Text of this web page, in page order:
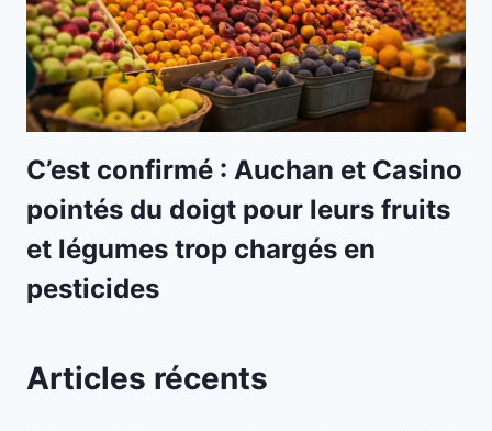
C’est confirmé : Auchan et Casino
pointés du doigt pour leurs fruits
et légumes trop chargés en
pesticides
Articles récents